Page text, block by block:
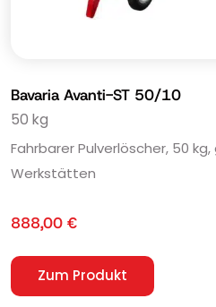
Bavaria Avanti-ST 50/10
50 kg
Fahrbarer Pulverlöscher, 50
Werkstätten
888,00 €
Zum Produkt